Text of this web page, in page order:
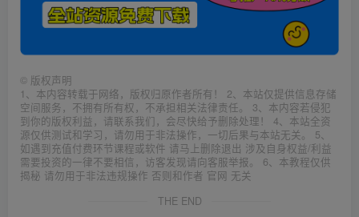
© 版权声明
1、本内容转载于网络，版权归原作者所有！ 2、本站仅提供信息存储
空间服务，不拥有所有权，不承担相关法律责任。 3、本内容若侵犯
到你的版权利益，请联系我们，会尽快给予删除处理！ 4、本站全资
源仅供测试和学习，请勿用于非法操作，一切后果与本站无关。 5、
如遇到充值付费环节课程或软件 请马上删除退出 涉及自身权益/利益
需要投资的一律不要相信，访客发现请向客服举报。 6、本教程仅供
揭秘 请勿用于非法违规操作 否则和作者 官网 无关
THE END